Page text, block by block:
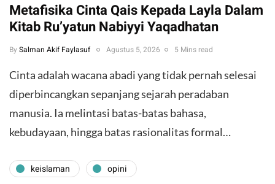
Metafisika Cinta Qais Kepada Layla Dalam
Kitab Ru’yatun Nabiyyi Yaqadhatan
By Salman Akif Faylasuf Agustus 5, 2026 5 Mins read
Cinta adalah wacana abadi yang tidak pernah selesai
diperbincangkan sepanjang sejarah peradaban
manusia. Ia melintasi batas-batas bahasa,
kebudayaan, hingga batas rasionalitas formal…
keislaman opini